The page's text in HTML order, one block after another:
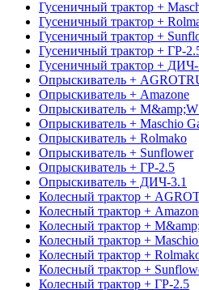
Гусеничный трактор +
Гусеничный трактор +
Гусеничный трактор +
Гусеничный трактор + ГР-
Гусеничный трактор + ДИЧ-
Опрыскиватель +
Опрыскиватель + Amazone
Опрыскиватель + M&amp;W
Опрыскиватель + Maschio
Опрыскиватель + Rolmako
Опрыскиватель + Sunflower
Опрыскиватель + ГР-2.5
Опрыскиватель + ДИЧ-3.1
Колесный трактор +
Колесный трактор +
Колесный трактор +
Колесный трактор +
Колесный трактор +
Колесный трактор +
Колесный трактор + ГР-2.5